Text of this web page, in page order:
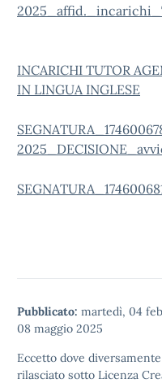
INCARICHI TUTOR
IN LINGUA INGLESE
Pubblicato: martedì, 04
08 maggio 2025
Eccetto dove
rilasciato sotto Licenza